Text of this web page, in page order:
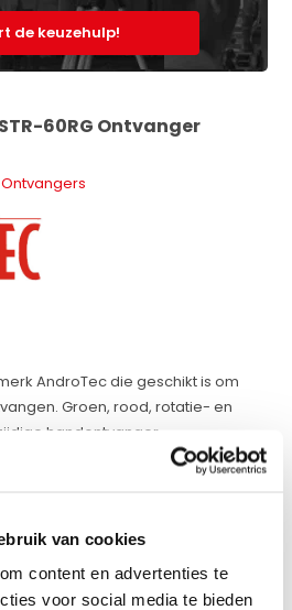
van cookies
content en advertenties te
voor social media te bieden
de keuzehulp!
60RG Ontvanger
AndroTec die geschikt is om
Groen, rood, rotatie- en
handontvanger....
uur besteld = Zelfde dag